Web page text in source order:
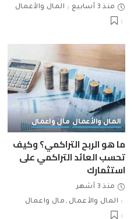
منذ 3 أسابيع المال والأعمال
المال والأعمال مال واعمال
ما هو الربح التراكمي؟ وكيف
تحسب العائد التراكمي على
استثمارك
منذ 3 أشهر
المال والأعمال
مال واعمال